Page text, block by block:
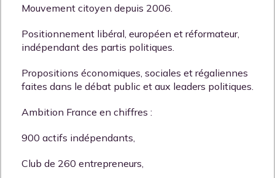
Mouvement citoyen depuis 2006.
Positionnement libéral, européen et réformateur,
indépendant des partis politiques.
Propositions économiques, sociales et régaliennes
faites dans le débat public et aux leaders politiques.
Ambition France en chiffres :
900 actifs indépendants,
Club de 260 entrepreneurs,